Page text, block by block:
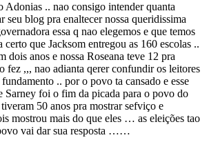
Adonias .. nao consigo intender quanta
seu blog pra enaltecer nossa queridissima
essa q nao elegemos e que temos
certo que Jacksom entregou as 160 escolas ..
dois anos e nossa Roseana teve 12 pra
fez ,,, nao adianta qerer confundir os leitores
.. por o povo ta cansado e esse
Sarney foi o fim da picada para o povo do
50 anos pra mostrar sefviço e
mostrou mais do que eles … as eleições tao
vai dar sua resposta ……